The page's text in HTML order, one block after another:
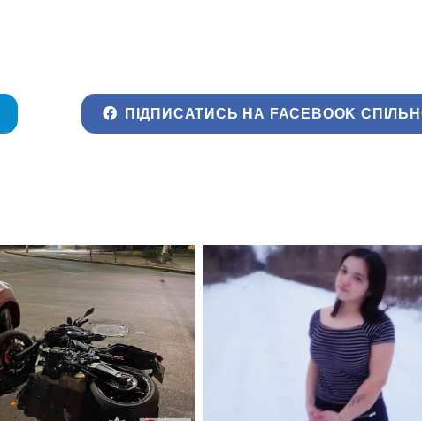
ПІДПИСАТИСЬ НА FACEBOOK